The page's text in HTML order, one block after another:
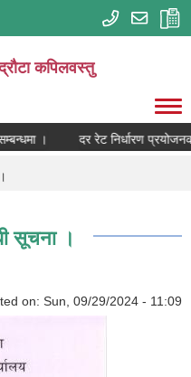
कपिलवस्तु
। दर रेट निर्धारण
सूचना ।
on: Sun, 09/29/2024 - 11:09